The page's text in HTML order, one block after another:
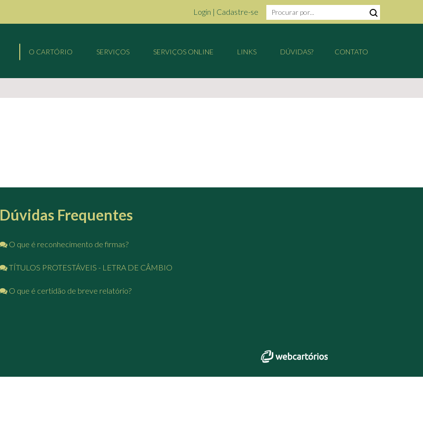
Login | Cadastre-se
O CARTÓRIO SERVIÇOS SERVIÇOS ONLINE LINKS DÚVIDAS? CONTATO
Dúvidas Frequentes
O que é reconhecimento de firmas?
TÍTULOS PROTESTÁVEIS - LETRA DE CÂMBIO
O que é certidão de breve relatório?